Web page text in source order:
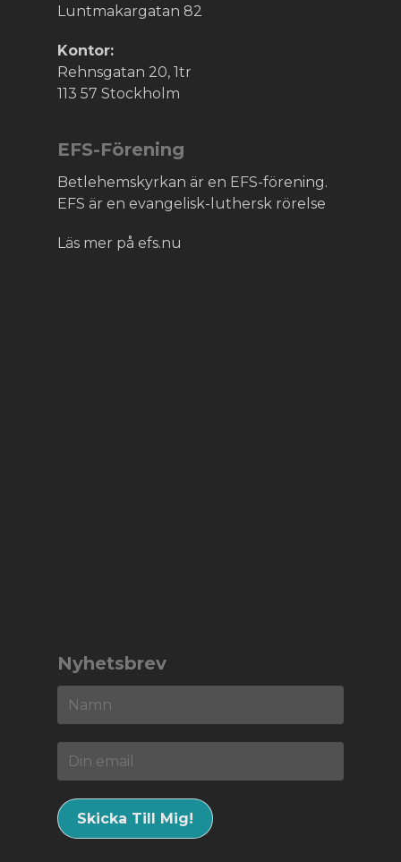
Luntmakargatan 82
Kontor:
Rehnsgatan 20, 1tr
113 57 Stockholm
EFS-Förening
Betlehemskyrkan är en EFS-förening.
EFS är en evangelisk-luthersk rörelse
Läs mer på efs.nu
Nyhetsbrev